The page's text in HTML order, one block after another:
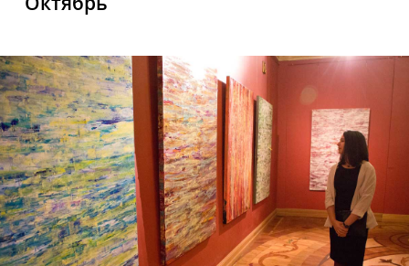
Октябрь